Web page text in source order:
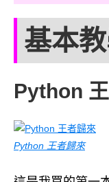
基本
Python
Python 王者歸來